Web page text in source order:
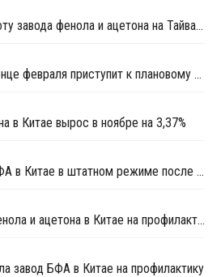
TPCC возобновила работу завода фенола и ацетона на Тайване после профилактики
Chang Chun Plastics в конце февраля приступит к плановому ремонту на линии БФА в Гаосюне
в Китае вырос в ноябре на 3,37%
ZPC загрузила завод БФА в Китае в штатном режиме после перезапуска
CSPC закрыла завод фенола и ацетона в Китае на профилактику
завод БФА в Китае на профилактику